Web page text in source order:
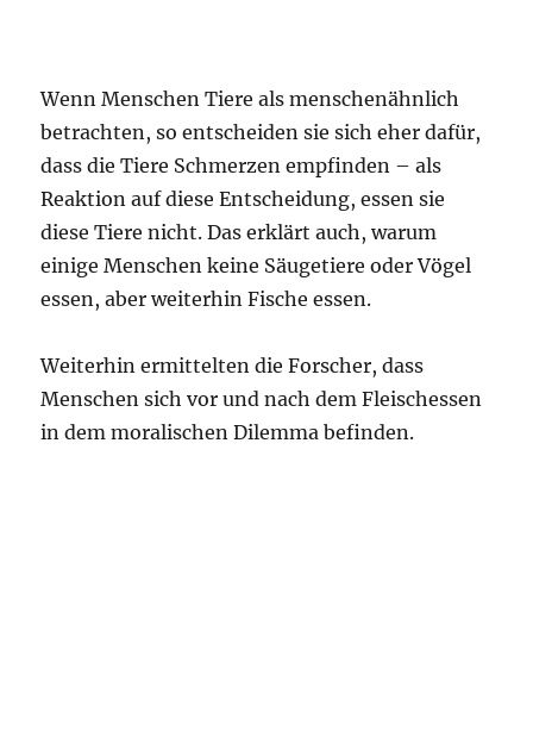
Wenn Menschen Tiere als menschenähnlich
betrachten, so entscheiden sie sich eher dafür,
dass die Tiere Schmerzen empfinden – als
Reaktion auf diese Entscheidung, essen sie
diese Tiere nicht. Das erklärt auch, warum
einige Menschen keine Säugetiere oder Vögel
essen, aber weiterhin Fische essen.
Weiterhin ermittelten die Forscher, dass
Menschen sich vor und nach dem Fleischessen
in dem moralischen Dilemma befinden.